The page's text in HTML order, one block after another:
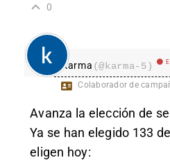
0
karma (@karma-5)
Colaborador de
Avanza la elección de
Ya se han elegido 133
eligen hoy: